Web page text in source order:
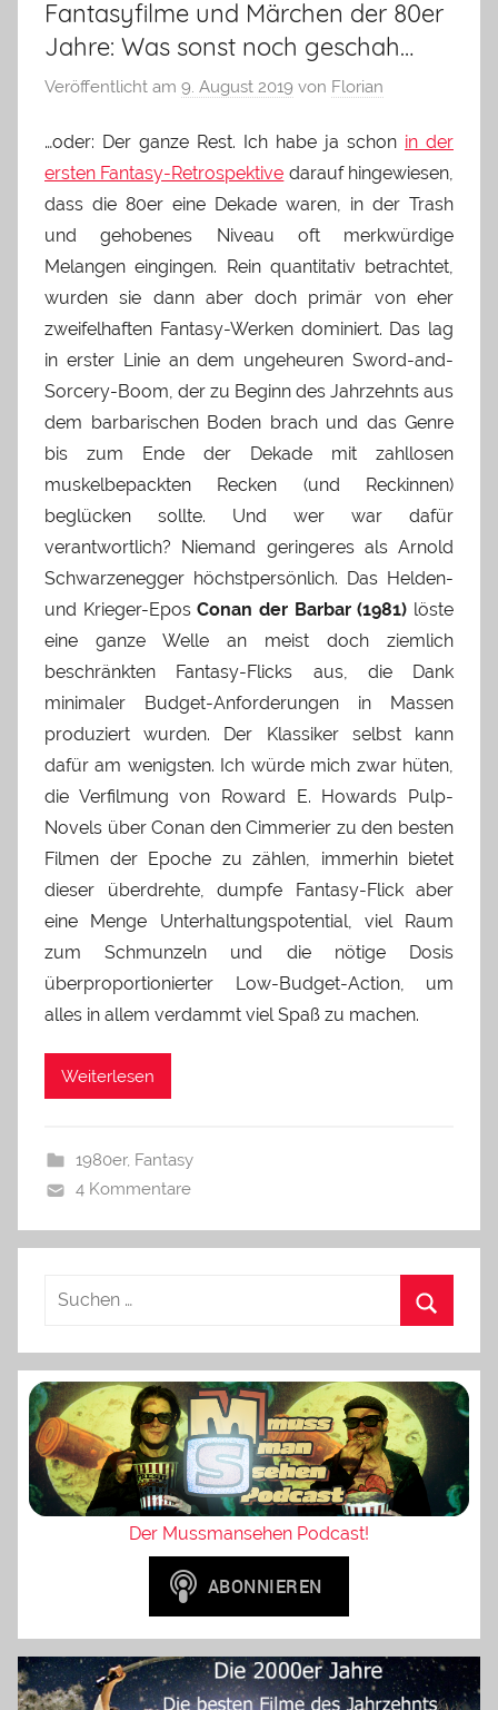
Fantasyfilme und Märchen der 80er
Jahre: Was sonst noch geschah…
Veröffentlicht am 9. August 2019 von Florian
…oder: Der ganze Rest. Ich habe ja schon in der
ersten Fantasy-Retrospektive darauf hingewiesen,
dass die 80er eine Dekade waren, in der Trash
und gehobenes Niveau oft merkwürdige
Melangen eingingen. Rein quantitativ betrachtet,
wurden sie dann aber doch primär von eher
zweifelhaften Fantasy-Werken dominiert. Das lag
in erster Linie an dem ungeheuren Sword-and-
Sorcery-Boom, der zu Beginn des Jahrzehnts aus
dem barbarischen Boden brach und das Genre
bis zum Ende der Dekade mit zahllosen
muskelbepackten Recken (und Reckinnen)
beglücken sollte. Und wer war dafür
verantwortlich? Niemand geringeres als Arnold
Schwarzenegger höchstpersönlich. Das Helden-
und Krieger-EposConan der Barbar (1981) löste
eine ganze Welle an meist doch ziemlich
beschränkten Fantasy-Flicks aus, die Dank
minimaler Budget-Anforderungen in Massen
produziert wurden. Der Klassiker selbst kann
dafür am wenigsten. Ich würde mich zwar hüten,
die Verfilmung von Roward E. Howards Pulp-
Novels über Conan den Cimmerier zu den besten
Filmen der Epoche zu zählen, immerhin bietet
dieser überdrehte, dumpfe Fantasy-Flick aber
eine Menge Unterhaltungspotential, viel Raum
zum Schmunzeln und die nötige Dosis
überproportionierter Low-Budget-Action, um
alles in allem verdammt viel Spaß zu machen.
Weiterlesen
1980er, Fantasy
4 Kommentare
Der Mussmansehen Podcast!